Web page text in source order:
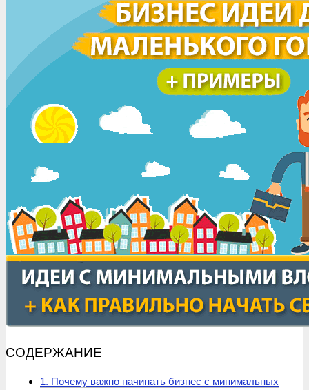
СОДЕРЖАНИЕ
1. Почему важно начинать бизнес с минимальных